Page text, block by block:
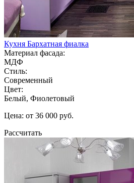
Кухня Бархатная фиалка
Материал фасада:
МДФ
Стиль:
Современный
Цвет:
Белый, Фиолетовый
Цена: от 36 000 руб.
Рассчитать